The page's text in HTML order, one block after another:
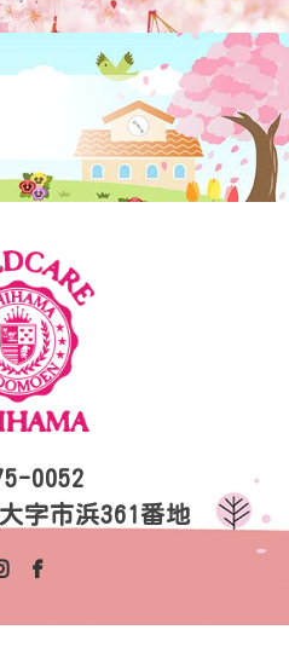
0052
字市浜361番地